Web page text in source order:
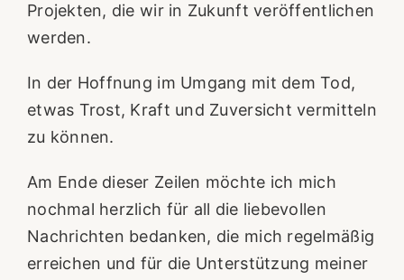
Projekten, die wir in Zukunft veröffentlichen
werden.
In der Hoffnung im Umgang mit dem Tod,
etwas Trost, Kraft und Zuversicht vermitteln
zu können.
Am Ende dieser Zeilen möchte ich mich
nochmal herzlich für all die liebevollen
Nachrichten bedanken, die mich regelmäßig
erreichen und für die Unterstützung meiner